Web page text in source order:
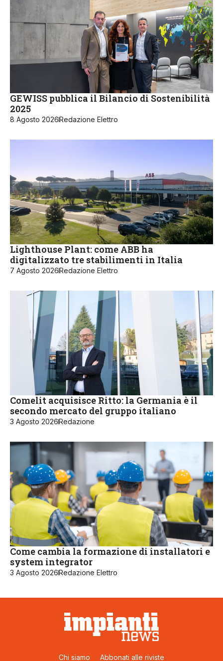
GEWISS pubblica il Bilancio di Sostenibilità
2025
8 Agosto 2026Redazione Elettro
Lighthouse Plant: come ABB ha
digitalizzato tre stabilimenti in Italia
7 Agosto 2026Redazione Elettro
Comelit acquisisce Ritto: la Germania è il
secondo mercato del gruppo italiano
3 Agosto 2026Redazione
Come cambia la formazione di installatori e
system integrator
3 Agosto 2026Redazione Elettro
Chi siamo Abbonati alle riviste